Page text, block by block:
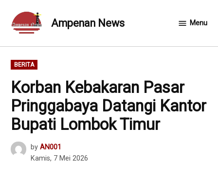
content
Ampenan News Menu
POSTED
IN
BERITA
Korban Kebakaran Pasar
Pringgabaya Datangi Kantor
Bupati Lombok Timur
by AN001
Kamis, 7 Mei 2026